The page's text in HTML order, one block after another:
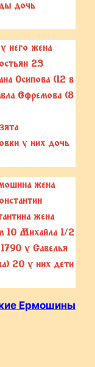
дочь
него жена
23
Осипова (12 в
Ефремова (8
у них дочь
жена
жена
10 Михайла 1/2
у Савелья
20 у них дети
Ермошины